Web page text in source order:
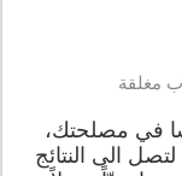
في مصلحتك،
الى النتائج